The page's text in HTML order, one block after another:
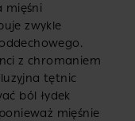
mięśni
zwykle
z chromaniem
tętnic
ból łydek
mięśnie